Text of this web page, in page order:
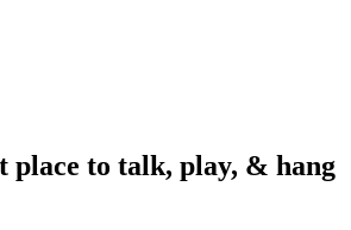
place to talk, play, & hang